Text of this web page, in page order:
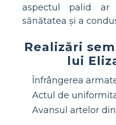
aspectul palid
sănătatea și a
Realizări
lui
Înfrângerea
Actul de
Avansul artelor